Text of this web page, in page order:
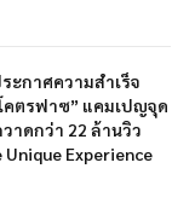
ะกาศความสำเร็จ
ตรฟาซ” แคมเปญจุด
าดกว่า 22 ล้านวิว
Experience